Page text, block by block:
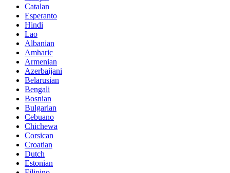
Catalan
Esperanto
Hindi
Lao
Albanian
Amharic
Armenian
Azerbaijani
Belarusian
Bengali
Bosnian
Bulgarian
Cebuano
Chichewa
Corsican
Croatian
Dutch
Estonian